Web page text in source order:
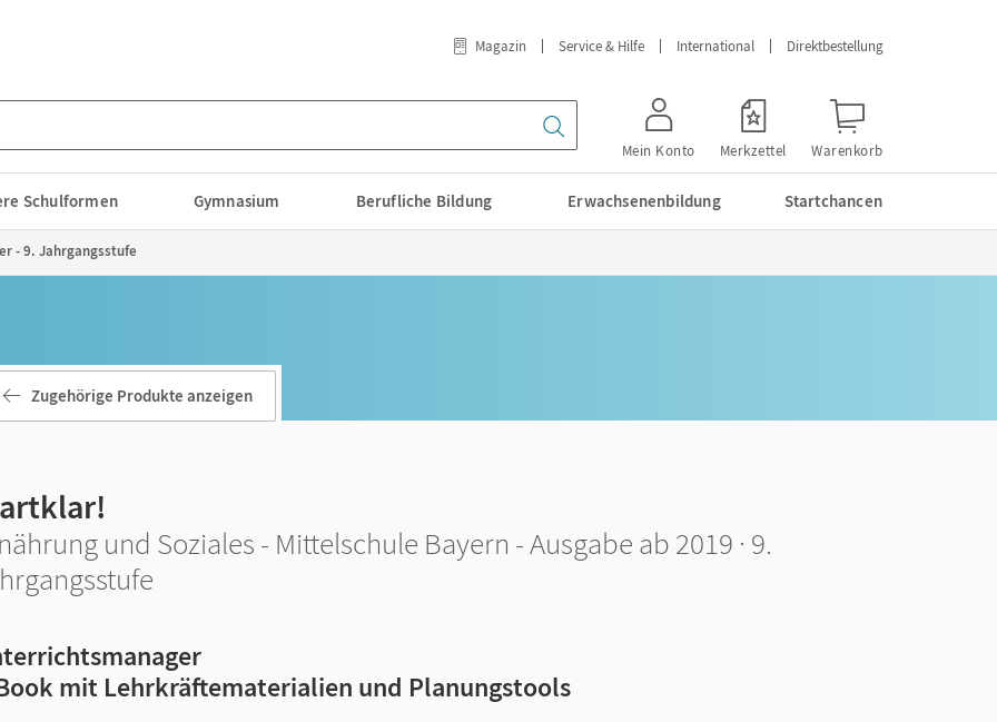
Magazin Service & Hilfe International Direktbestellung
Mein Konto Merkzettel Warenkorb
Schulformen Gymnasium Berufliche Bildung Erwachsenenbildung Startchancen
- 9. Jahrgangsstufe
Zugehörige Produkte anzeigen
und Soziales - Mittelschule Bayern - Ausgabe ab 2019 · 9.
mit Lehrkräftematerialien und Planungstools